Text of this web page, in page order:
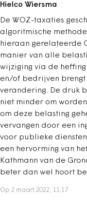
Hielco Wiersma
De WOZ-taxaties
algoritmische
hieraan gerelateerde
manier van alle
wijziging via de
en/of bedrijven
verandering. De druk
niet minder om
om deze belasting
vervangen door een
voor publieke
een hervorming van
Kathmann van de
beter dan wel hoort
Op 2 maart 2022, 11:17